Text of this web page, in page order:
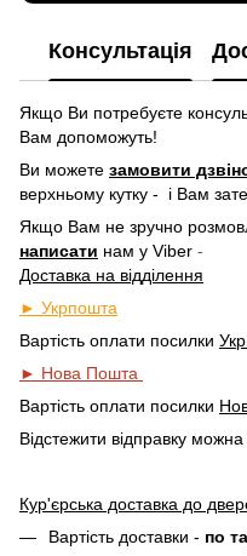
Консультація
Якщо Ви потребуєте
Вам допоможуть!
Ви можете замовити
верхньому кутку -
і Вам
Якщо Вам не зручно
написати нам у Viber -
Доставка на відділення
► Укрпошта
Вартість оплати посилки
► Нова Пошта
Вартість оплати посилки
Відстежити відправку
Кур'єрська доставка до
Вартість доставки - по